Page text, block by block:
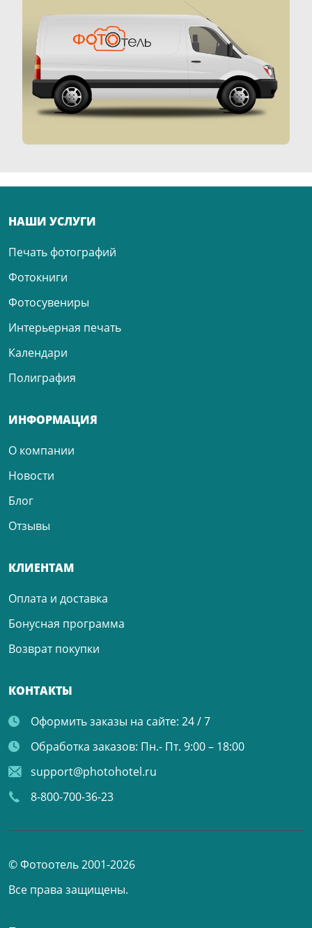
НАШИ УСЛУГИ
Печать фотографий
Фотокниги
Фотосувениры
Интерьерная печать
Календари
Полиграфия
ИНФОРМАЦИЯ
О компании
Новости
Блог
Отзывы
КЛИЕНТАМ
Оплата и доставка
Бонусная программа
Возврат покупки
КОНТАКТЫ
Оформить заказы на сайте: 24 / 7
Обработка заказов: Пн.- Пт. 9:00 – 18:00
support@photohotel.ru
8-800-700-36-23
© Фотоотель 2001-2026
Все права защищены.